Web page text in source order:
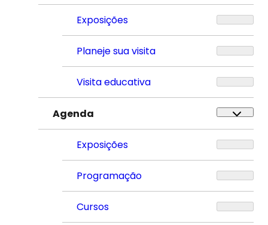
Exposições
Planeje sua visita
Visita educativa
Agenda
Exposições
Programação
Cursos